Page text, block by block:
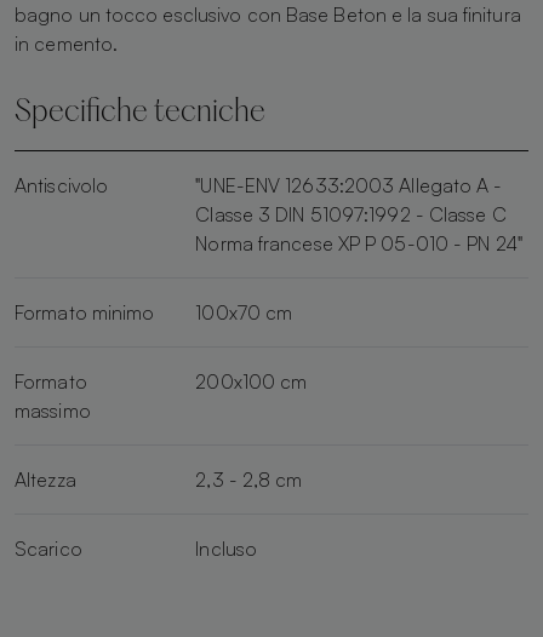
bagno un tocco esclusivo con Base Beton e la sua finitura
in cemento.
Specifiche tecniche
Antiscivolo
"UNE-ENV 12633:2003 Allegato A -
Classe 3 DIN 51097:1992 - Classe C
Norma francese XP P 05-010 - PN 24"
Formato minimo 100x70 cm
Formato
massimo
200x100 cm
Altezza 2,3 - 2,8 cm
Scarico Incluso